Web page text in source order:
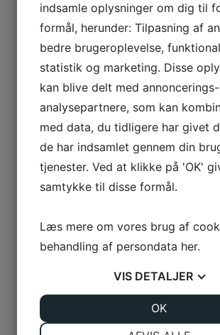
Find vej
Kontakt
Kulinggade 31E, 2. sal (Indg. A)
5700 Svendborg
post@uptime.dk
Ydelser
Softwareudvikling
Marketing
indsamle oplysninger om dig til
formål, herunder: Tilpasning af
bedre brugeroplevelse,
statistik og marketing. Disse
kan blive delt med
analysepartnere, som kan
med data, du tidligere har givet
de har indsamlet gennem din
tjenester. Ved at klikke på 'OK'
samtykke til disse formål.
Læs mere om vores brug af
behandling af persondata her.
VIS DETALJER
OK